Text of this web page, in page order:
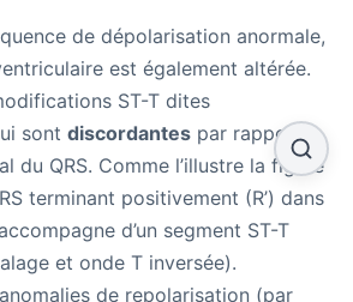
de dépolarisation anormale,
est également altérée.
ST-T dites
sont discordantes par rapport
du QRS. Comme l’illustre la figure
terminant positivement (R’) dans
d’un segment ST-T
et onde T inversée).
anomalies de repolarisation (par